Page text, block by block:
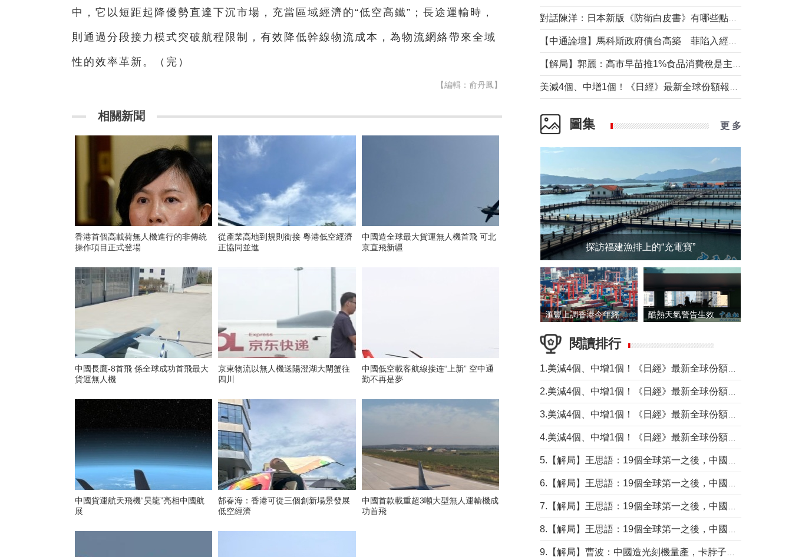
中，它以短距起降優勢直達下沉市場，充當區域經濟的“低空高鐵”；長途運輸時，
則通過分段接力模式突破航程限制，有效降低幹線物流成本，為物流網絡帶來全域
性的效率革新。（完）
【編輯：俞丹鳳】
相關新聞
香港首個高載荷無人機進行的非傳統
操作項目正式登場
從產業高地到規則銜接 粵港低空經濟
正協同並進
中國造全球最大貨運無人機首飛 可北
京直飛新疆
中國長鷹-8首飛 係全球成功首飛最大
貨運無人機
京東物流以無人機送陽澄湖大閘蟹往
四川
中國低空載客航線接连“上新” 空中通
勤不再是夢
中國貨運航天飛機“昊龍”亮相中國航
展
郜春海：香港可從三個創新場景發展
低空經濟
中國首款載重超3噸大型無人運輸機成
功首飛
圖集 更 多
探訪福建漁排上的“充電寶”
滙豐上調香港今年經濟增長預測至4.5% 酷熱天氣警告生效 本港高溫持續至下周
閱讀排行